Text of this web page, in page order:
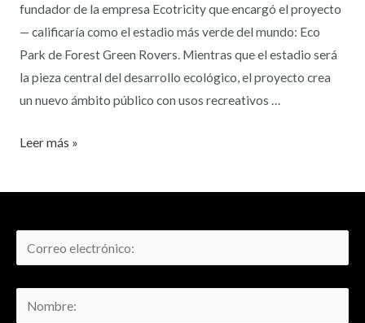
fundador de la empresa Ecotricity que encargó el proyecto
— calificaría como el estadio más verde del mundo: Eco
Park de Forest Green Rovers. Mientras que el estadio será
la pieza central del desarrollo ecológico, el proyecto crea
un nuevo ámbito público con usos recreativos …
Leer más »